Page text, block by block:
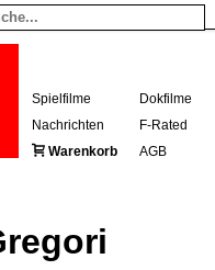
Spielfilme Dokfilme
Nachrichten
F-Rated
Warenkorb
AGB